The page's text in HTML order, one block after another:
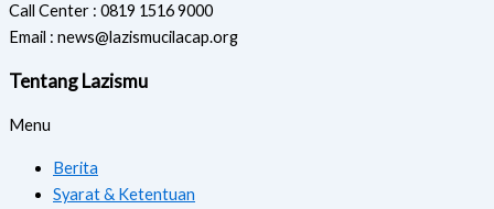
Call Center : 0819 1516 9000
Email : news@lazismucilacap.org
Tentang Lazismu
Menu
Berita
Syarat & Ketentuan